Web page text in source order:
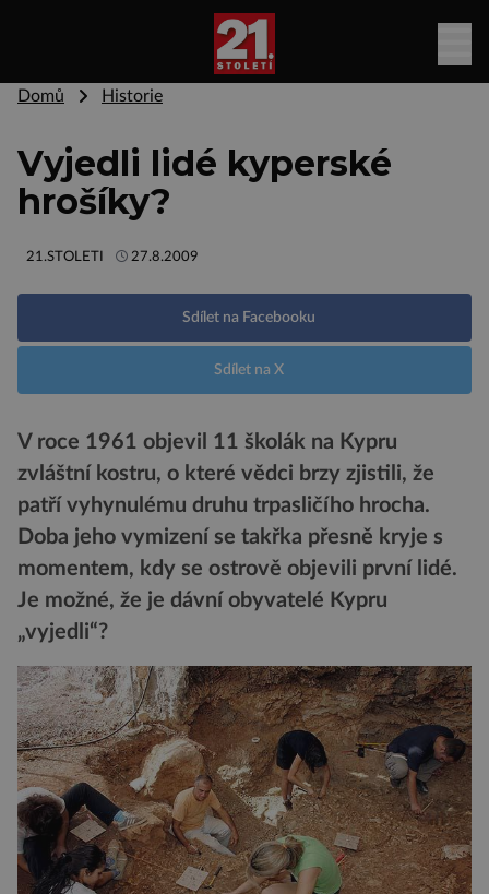
Domů Historie
Vyjedli lidé kyperské
hrošíky?
21.STOLETI 27.8.2009
Sdílet na Facebooku
Sdílet na X
V roce 1961 objevil 11 školák na Kypru
zvláštní kostru, o které vědci brzy zjistili, že
patří vyhynulému druhu trpasličího hrocha.
Doba jeho vymizení se takřka přesně kryje s
momentem, kdy se ostrově objevili první lidé.
Je možné, že je dávní obyvatelé Kypru
„vyjedli“?